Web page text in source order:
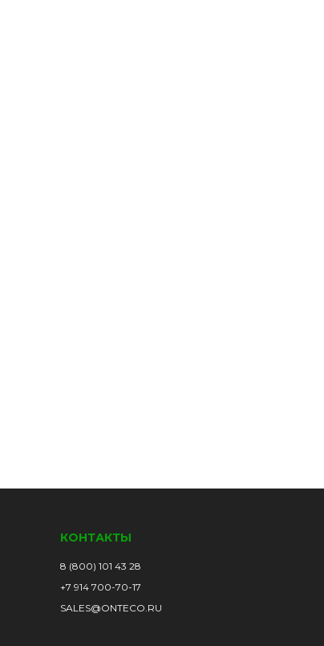
КОНТАКТЫ
8 (800) 101 43 28
+7 914 700-70-17
SALES@ONTECO.RU